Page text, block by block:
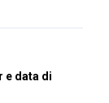
e data di